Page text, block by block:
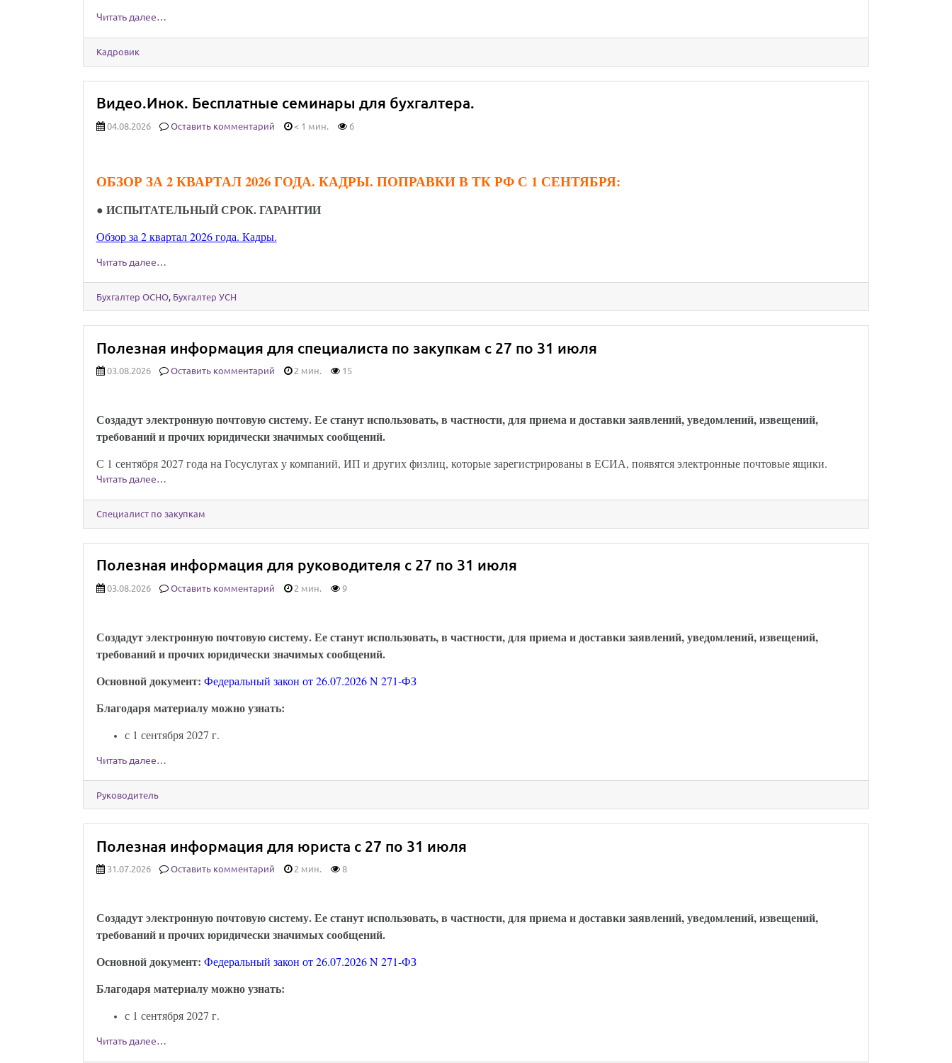
Читать далее…
Кадровик
Видео.Инок. Бесплатные семинары для бухгалтера.
04.08.2026 Оставить комментарий < 1 мин. 6
ОБЗОР ЗА 2 КВАРТАЛ 2026 ГОДА. КАДРЫ. ПОПРАВКИ В ТК РФ С 1 СЕНТЯБРЯ:
● ИСПЫТАТЕЛЬНЫЙ СРОК. ГАРАНТИИ
Обзор за 2 квартал 2026 года. Кадры.
Читать далее…
Бухгалтер ОСНО, Бухгалтер УСН
Полезная информация для специалиста по закупкам с 27 по 31 июля
03.08.2026 Оставить комментарий 2 мин. 15
Создадут электронную почтовую систему. Ее станут использовать, в частности, для приема и доставки заявлений, уведомлений, извещений,
требований и прочих юридически значимых сообщений.
С 1 сентября 2027 года на Госуслугах у компаний, ИП и других физлиц, которые зарегистрированы в ЕСИА, появятся электронные почтовые ящики.
Читать далее…
Специалист по закупкам
Полезная информация для руководителя с 27 по 31 июля
03.08.2026 Оставить комментарий 2 мин. 9
Создадут электронную почтовую систему. Ее станут использовать, в частности, для приема и доставки заявлений, уведомлений, извещений,
требований и прочих юридически значимых сообщений.
Основной документ: Федеральный закон от 26.07.2026 N 271-ФЗ
Благодаря материалу можно узнать:
с 1 сентября 2027 г.
Читать далее…
Руководитель
Полезная информация для юриста с 27 по 31 июля
31.07.2026 Оставить комментарий 2 мин. 8
Создадут электронную почтовую систему. Ее станут использовать, в частности, для приема и доставки заявлений, уведомлений, извещений,
требований и прочих юридически значимых сообщений.
Основной документ: Федеральный закон от 26.07.2026 N 271-ФЗ
Благодаря материалу можно узнать:
с 1 сентября 2027 г.
Читать далее…